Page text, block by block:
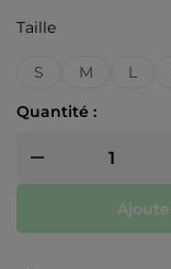
Taille
S M L
Quantité :